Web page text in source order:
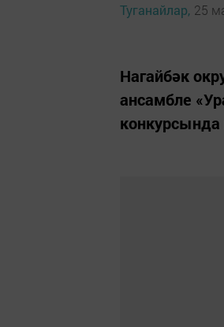
Туганайлар, 25
Нагайбәк
ансамбле